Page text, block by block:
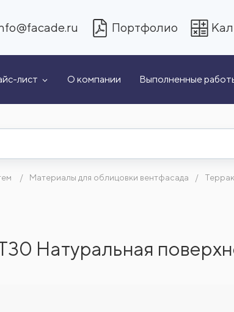
Портфолио
лист О компании Выполненные
Материалы для облицовки вентфасада
Натуральная